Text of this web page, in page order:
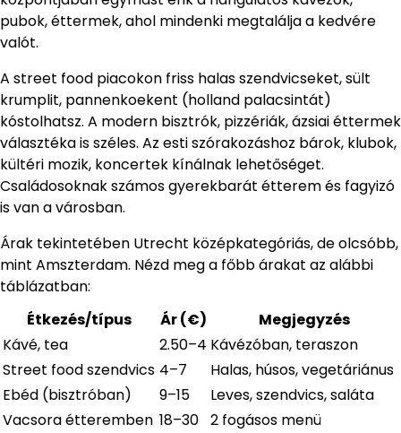
pubok, éttermek, ahol mindenki megtalálja a kedvére
valót.
A street food piacokon friss halas szendvicseket, sült
krumplit, pannenkoekent (holland palacsintát)
kóstolhatsz. A modern bisztrók, pizzériák, ázsiai éttermek
választéka is széles. Az esti szórakozáshoz bárok, klubok,
kültéri mozik, koncertek kínálnak lehetőséget.
Családosoknak számos gyerekbarát étterem és fagyizó
is van a városban.
Árak tekintetében Utrecht középkategóriás, de olcsóbb,
mint Amszterdam. Nézd meg a főbb árakat az alábbi
táblázatban:
Étkezés/típus
Ár (€)
Megjegyzés
Kávé, tea
2.50–4 Kávézóban, teraszon
Street food szendvics 4–7
Halas, húsos, vegetáriánus
Ebéd (bisztróban)
9–15
Leves, szendvics, saláta
Vacsora étteremben 18–30 2 fogásos menü